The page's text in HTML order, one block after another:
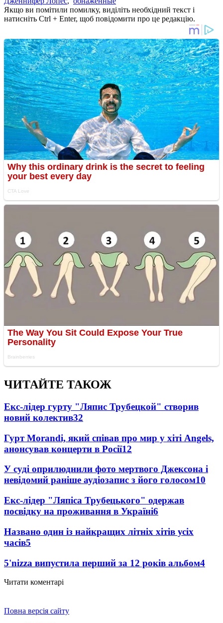
Якщо ви помітили помилку, виділіть необхідний текст і
натисніть Ctrl + Enter, щоб повідомити про це редакцію.
ЧИТАЙТЕ ТАКОЖ
Екс-лідер гурту "Ляпис Трубецкой" створив
новий колектив32
Гурт Morandi, який співав про мир у хіті Angels,
анонсував концерти в Росії12
У суді оприлюднили фото мертвого Джексона і
невідомий раніше аудіозапис з його голосом10
Екс-лідер "Ляпіса Трубецького" одержав
посвідку на проживання в Україні6
Названо один із найкращих літніх хітів усіх
часів5
5'nizza випустила перший за 12 років альбом4
Читати коментарі
Повна версія сайту